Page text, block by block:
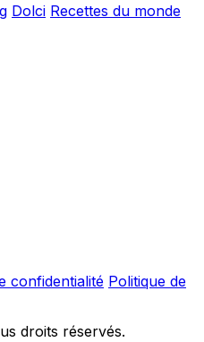
Dolci Recettes du monde
confidentialité Politique de
droits réservés.